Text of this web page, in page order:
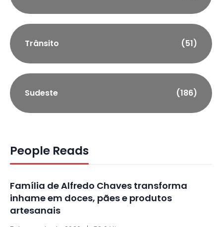
Trânsito (51)
Sudeste (186)
People Reads
Família de Alfredo Chaves transforma
inhame em doces, pães e produtos
artesanais